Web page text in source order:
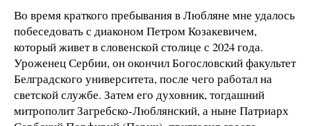
Во время краткого пребывания в Любляне мне удалось
побеседовать с диаконом Петром Козакевичем,
который живет в словенской столице с 2024 года.
Уроженец Сербии, он окончил Богословский факультет
Белградского университета, после чего работал на
светской службе. Затем его духовник, тогдашний
митрополит Загребско-Люблянский, а ныне Патриарх